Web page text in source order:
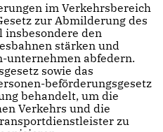
im Verkehrsbereich
zur Abmilderung des
insbesondere den
stärken und
unternehmen abfedern.
sowie das
beförderungsgesetz
behandelt, um die
Verkehrs und die
zu